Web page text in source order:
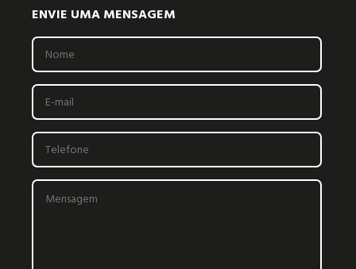
ENVIE UMA MENSAGEM